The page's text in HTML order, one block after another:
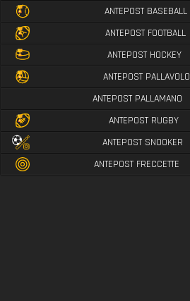
ANTEPOST BASEBALL
ANTEPOST FOOTBALL
ANTEPOST HOCKEY
ANTEPOST PALLAVOLO
ANTEPOST PALLAMANO
ANTEPOST RUGBY
ANTEPOST SNOOKER
ANTEPOST FRECCETTE